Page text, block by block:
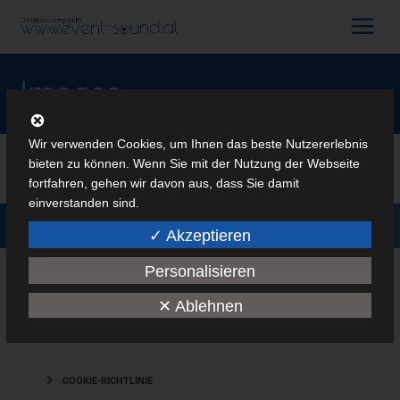
Images
Christian Lamprecht moderiert bei den Youth
Olympic Winter Games
Christian Lamprecht 5. August 2015
« Vorherige Seite
Alle Rechte vorbehalten(c) Christian Lamprecht
MEDIEN
COOKIE-RICHTLINIE
Wir verwenden Cookies, um Ihnen das beste Nutzererlebnis
bieten zu können. Wenn Sie mit der Nutzung der Webseite
fortfahren, gehen wir davon aus, dass Sie damit
einverstanden sind.
✓ Akzeptieren
Personalisieren
✕ Ablehnen